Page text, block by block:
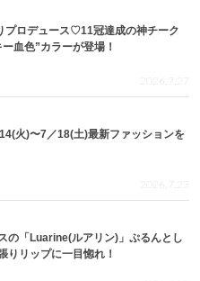
プロデュース♡11冠達成の神チーク
血色”カラーが登場！
2026.7.27
火)〜7／18(土)最新ファッションを
2026.7.23
の「Luarine(ルアリン)」ぷるんとし
りリップに一目惚れ！